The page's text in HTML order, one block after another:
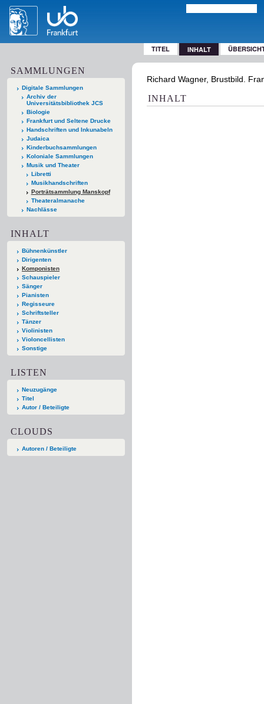
TITEL INHALT
SAMMLUNGEN
Digitale Sammlungen
Archiv der
Universitätsbibliothek JCS
Biologie
Frankfurt und Seltene Drucke
Handschriften und Inkunabeln
Judaica
Kinderbuchsammlungen
Koloniale Sammlungen
Musik und Theater
Libretti
Musikhandschriften
Porträtsammlung Manskopf
Theateralmanache
Nachlässe
INHALT
Bühnenkünstler
Dirigenten
Komponisten
Schauspieler
Sänger
Pianisten
Regisseure
Schriftsteller
Tänzer
Violinisten
Violoncellisten
Sonstige
LISTEN
Neuzugänge
Titel
Autor / Beteiligte
CLOUDS
Autoren / Beteiligte
Richard Wagner, Brustbild.
INHALT